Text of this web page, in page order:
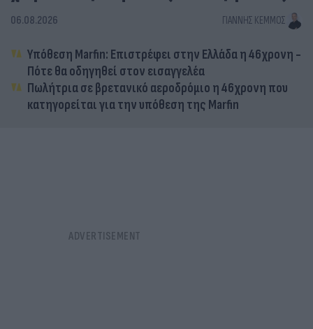
06.08.2026 ΓΙΆΝΝΗΣ ΚΈΜΜΟΣ
Υπόθεση Marfin: Επιστρέφει στην Ελλάδα η 46χρονη -
Πότε θα οδηγηθεί στον εισαγγελέα
Πωλήτρια σε βρετανικό αεροδρόμιο η 46χρονη που
κατηγορείται για την υπόθεση της Marfin